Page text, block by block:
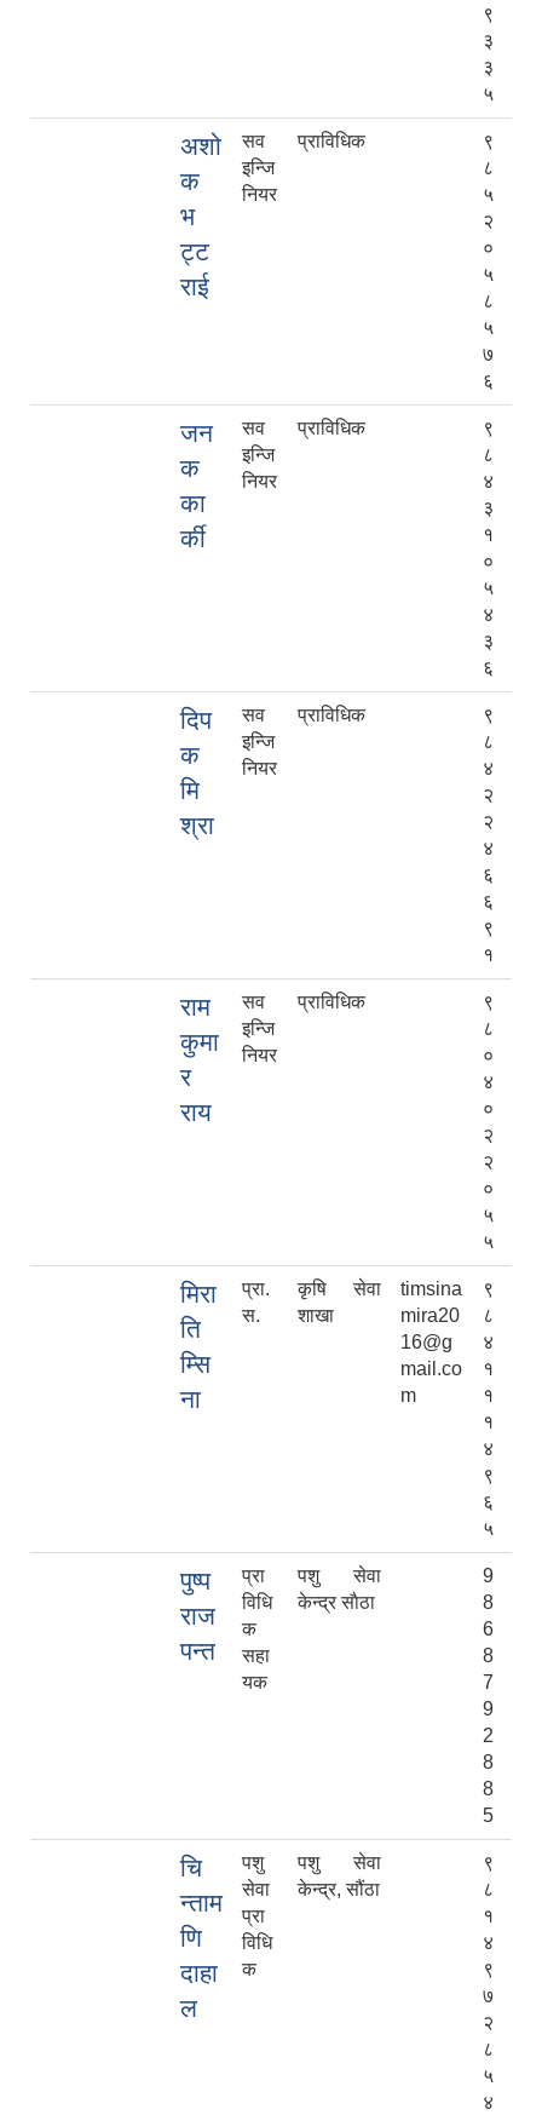
९
३
३
५
अशो
क
भ
ट्ट
राई
सव
इन्जि
नियर
प्राविधिक
९
८
५
२
०
५
८
५
७
६
जन
क
का
र्की
सव
इन्जि
नियर
प्राविधिक
९
८
४
३
१
०
५
४
३
६
दिप
क
मि
श्रा
सव
इन्जि
नियर
प्राविधिक
९
८
४
२
२
४
६
६
९
१
राम
कुमा
र
राय
सव
इन्जि
नियर
प्राविधिक
९
८
०
४
०
२
२
०
५
५
मिरा
ति
म्सि
ना
प्रा.
स.
कृषि सेवा
शाखा
timsina
mira20
16@g
mail.co
m
९
८
४
१
१
१
४
९
६
५
पुष्प
राज
पन्त
प्रा
विधि
क
सहा
यक
पशु सेवा
केन्द्र साैठा
9
8
6
8
7
9
2
8
8
5
चि
न्ताम
णि
दाहा
ल
पशु
सेवा
प्रा
विधि
क
पशु सेवा
केन्द्र, सौंठा
९
८
१
४
९
७
२
८
५
४